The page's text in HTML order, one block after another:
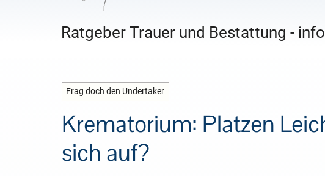
Ratgeber Trauer und Bestattung -
Frag doch den Undertaker
Krematorium: Platzen
sich auf?